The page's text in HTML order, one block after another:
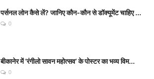
पर्सनल लोन कैसे लें? जानिए कौन-कौन से डॉक्यूमेंट चाहिए ...
0
बीकानेर में ‘रंगीलो सावन महोत्सव’ के पोस्टर का भव्य विम...
0